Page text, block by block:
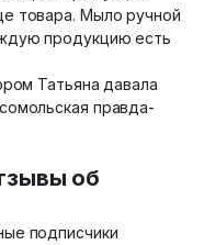
товара. Мыло ручной
продукцию есть
Татьяна давала
правда-
об
подписчики